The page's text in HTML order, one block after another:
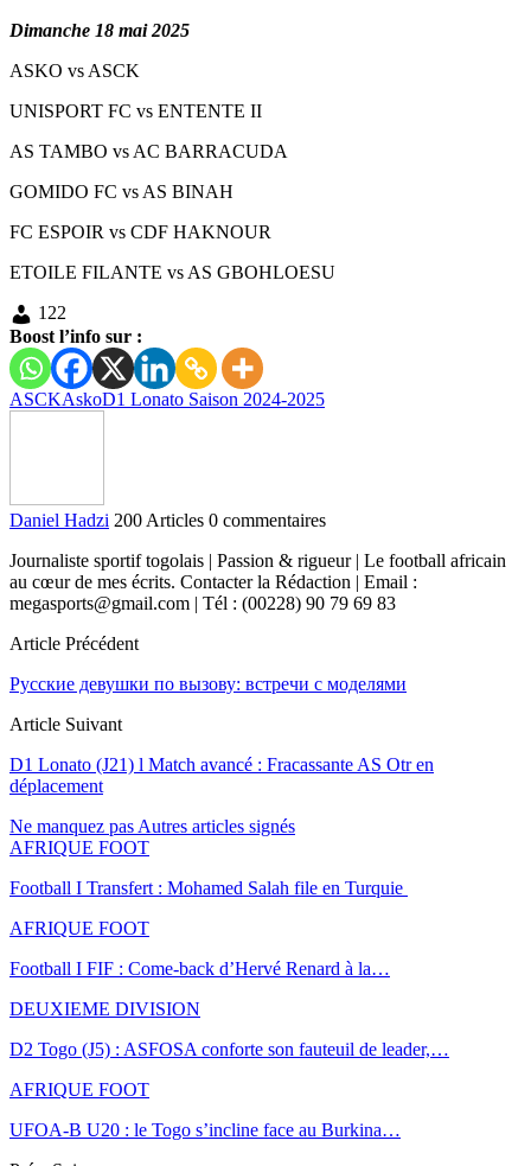
Dimanche 18 mai 2025
ASKO vs ASCK
UNISPORT FC vs ENTENTE II
AS TAMBO vs AC BARRACUDA
GOMIDO FC vs AS BINAH
FC ESPOIR vs CDF HAKNOUR
ETOILE FILANTE vs AS GBOHLOESU
122
Boost l’info sur :
ASCKAskoD1 Lonato Saison 2024-2025
Daniel Hadzi 200 Articles 0 commentaires
Journaliste sportif togolais | Passion & rigueur | Le football africain
au cœur de mes écrits. Contacter la Rédaction | Email :
megasports@gmail.com | Tél : (00228) 90 79 69 83
Article Précédent
Русские девушки по вызову: встречи с моделями
Article Suivant
D1 Lonato (J21) l Match avancé : Fracassante AS Otr en
déplacement
Ne manquez pas Autres articles signés
AFRIQUE FOOT
Football I Transfert : Mohamed Salah file en Turquie
AFRIQUE FOOT
Football I FIF : Come-back d’Hervé Renard à la…
DEUXIEME DIVISION
D2 Togo (J5) : ASFOSA conforte son fauteuil de leader,…
AFRIQUE FOOT
UFOA-B U20 : le Togo s’incline face au Burkina…